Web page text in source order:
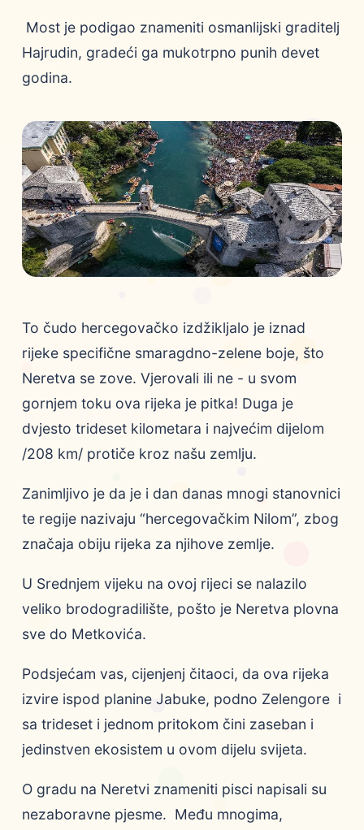
Most je podigao znameniti osmanlijski graditelj
Hajrudin, gradeći ga mukotrpno punih devet
godina.
To čudo hercegovačko izdžikljalo je iznad
rijeke specifične smaragdno-zelene boje, što
Neretva se zove. Vjerovali ili ne - u svom
gornjem toku ova rijeka je pitka! Duga je
dvjesto trideset kilometara i najvećim dijelom
/208 km/ protiče kroz našu zemlju.
Zanimljivo je da je i dan danas mnogi stanovnici
te regije nazivaju “hercegovačkim Nilom”, zbog
značaja obiju rijeka za njihove zemlje.
U Srednjem vijeku na ovoj rijeci se nalazilo
veliko brodogradilište, pošto je Neretva plovna
sve do Metkovića.
Podsjećam vas, cijenjenj čitaoci, da ova rijeka
izvire ispod planine Jabuke, podno Zelengore i
sa trideset i jednom pritokom čini zaseban i
jedinstven ekosistem u ovom dijelu svijeta.
O gradu na Neretvi znameniti pisci napisali su
nezaboravne pjesme. Među mnogima,